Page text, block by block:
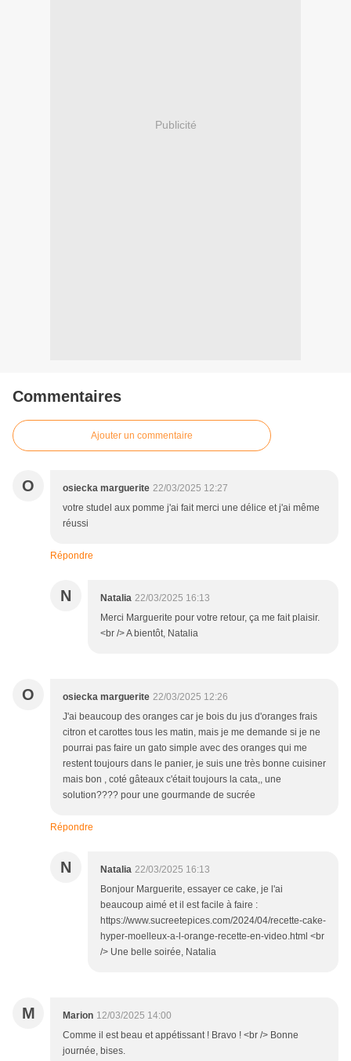
Publicité
Commentaires
Ajouter un commentaire
O osiecka marguerite 22/03/2025 12:27
votre studel aux pomme j'ai fait merci une délice et j'ai même
réussi
Répondre
N Natalia 22/03/2025 16:13
Merci Marguerite pour votre retour, ça me fait plaisir.
<br /> A bientôt, Natalia
O osiecka marguerite 22/03/2025 12:26
J'ai beaucoup des oranges car je bois du jus d'oranges frais
citron et carottes tous les matin, mais je me demande si je ne
pourrai pas faire un gato simple avec des oranges qui me
restent toujours dans le panier, je suis une très bonne cuisiner
mais bon , coté gâteaux c'était toujours la cata,, une
solution???? pour une gourmande de sucrée
Répondre
N Natalia 22/03/2025 16:13
Bonjour Marguerite, essayer ce cake, je l'ai
beaucoup aimé et il est facile à faire :
https://www.sucreetepices.com/2024/04/recette-cake-
hyper-moelleux-a-l-orange-recette-en-video.html <br
/> Une belle soirée, Natalia
M Marion 12/03/2025 14:00
Comme il est beau et appétissant ! Bravo ! <br /> Bonne
journée, bises.